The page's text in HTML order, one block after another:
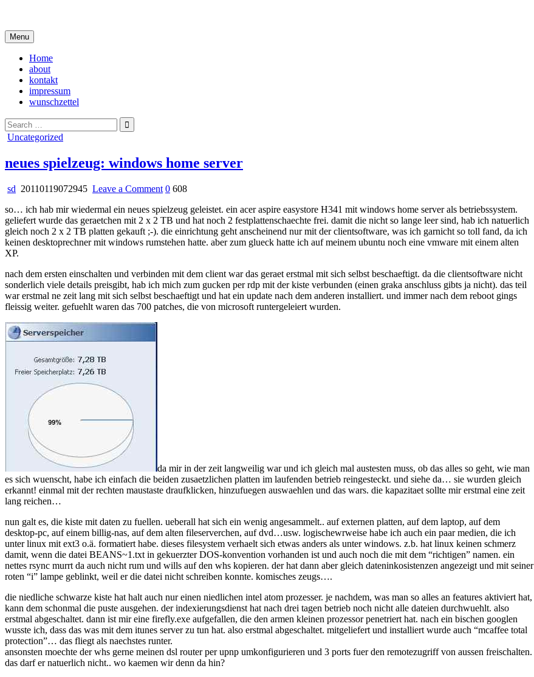
content
Menu
Home
about
kontakt
impressum
wunschzettel
Search
for:
Posted
Uncategorized
neues spielzeug: windows home server
sd 20110119072945 Leave a Commenton
spielzeug:
windows
home
server
0 608
so… ich hab mir wiedermal ein neues spielzeug geleistet. ein acer aspire easystore H341 mit windows home server als betriebssystem.
geliefert wurde das geraetchen mit 2 x 2 TB und hat noch 2 festplattenschaechte frei. damit die nicht so lange leer sind, hab ich natuerlich
gleich noch 2 x 2 TB platten gekauft ;-). die einrichtung geht anscheinend nur mit der clientsoftware, was ich garnicht so toll fand, da ich
keinen desktoprechner mit windows rumstehen hatte. aber zum glueck hatte ich auf meinem ubuntu noch eine vmware mit einem alten
XP.
nach dem ersten einschalten und verbinden mit dem client war das geraet erstmal mit sich selbst beschaeftigt. da die clientsoftware nicht
sonderlich viele details preisgibt, hab ich mich zum gucken per rdp mit der kiste verbunden (einen graka anschluss gibts ja nicht). das teil
war erstmal ne zeit lang mit sich selbst beschaeftigt und hat ein update nach dem anderen installiert. und immer nach dem reboot gings
fleissig weiter. gefuehlt waren das 700 patches, die von microsoft runtergeleiert wurden.
da mir in der zeit langweilig war und ich gleich mal austesten muss, ob das alles so geht, wie man
es sich wuenscht, habe ich einfach die beiden zusaetzlichen platten im laufenden betrieb reingesteckt. und siehe da… sie wurden gleich
erkannt! einmal mit der rechten maustaste draufklicken, hinzufuegen auswaehlen und das wars. die kapazitaet sollte mir erstmal eine zeit
lang reichen…
nun galt es, die kiste mit daten zu fuellen. ueberall hat sich ein wenig angesammelt.. auf externen platten, auf dem laptop, auf dem
desktop-pc, auf einem billig-nas, auf dem alten fileserverchen, auf dvd…usw. logischewrweise habe ich auch ein paar medien, die ich
unter linux mit ext3 o.ä. formatiert habe. dieses filesystem verhaelt sich etwas anders als unter windows. z.b. hat linux keinen schmerz
damit, wenn die datei BEANS~1.txt in gekuerzter DOS-konvention vorhanden ist und auch noch die mit dem “richtigen” namen. ein
nettes rsync murrt da auch nicht rum und wills auf den whs kopieren. der hat dann aber gleich dateninkosistenzen angezeigt und mit seiner
roten “i” lampe geblinkt, weil er die datei nicht schreiben konnte. komisches zeugs….
die niedliche schwarze kiste hat halt auch nur einen niedlichen intel atom prozesser. je nachdem, was man so alles an features aktiviert hat,
kann dem schonmal die puste ausgehen. der indexierungsdienst hat nach drei tagen betrieb noch nicht alle dateien durchwuehlt. also
erstmal abgeschaltet. dann ist mir eine firefly.exe aufgefallen, die den armen kleinen prozessor penetriert hat. nach ein bischen googlen
wusste ich, dass das was mit dem itunes server zu tun hat. also erstmal abgeschaltet. mitgeliefert und installiert wurde auch “mcaffee total
protection”… das fliegt als naechstes runter.
ansonsten moechte der whs gerne meinen dsl router per upnp umkonfigurieren und 3 ports fuer den remotezugriff von aussen freischalten.
das darf er natuerlich nicht.. wo kaemen wir denn da hin?